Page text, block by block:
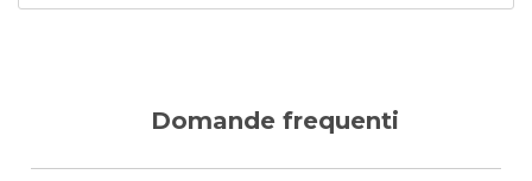
Domande frequenti